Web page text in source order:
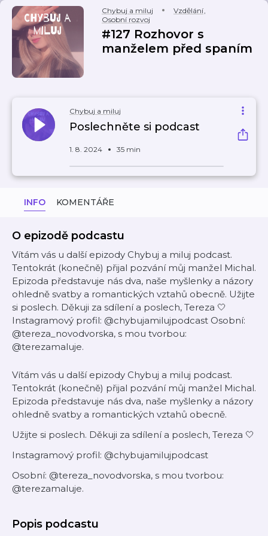
Chybuj a miluj Vzdělání,
Osobní rozvoj
#127 Rozhovor s
manželem před spaním
Chybuj a miluj
Poslechněte si podcast
1. 8. 2024 35 min
INFO KOMENTÁŘE
O epizodě podcastu
Vítám vás u další epizody Chybuj a miluj podcast.
Tentokrát (konečně) přijal pozvání můj manžel Michal.
Epizoda představuje nás dva, naše myšlenky a názory
ohledně svatby a romantických vztahů obecně. Užijte
si poslech. Děkuji za sdílení a poslech, Tereza 🤍
Instagramový profil: @chybujamilujpodcast Osobní:
@tereza_novodvorska, s mou tvorbou:
@terezamaluje.
Vítám vás u další epizody Chybuj a miluj podcast.
Tentokrát (konečně) přijal pozvání můj manžel Michal.
Epizoda představuje nás dva, naše myšlenky a názory
ohledně svatby a romantických vztahů obecně.
Užijte si poslech. Děkuji za sdílení a poslech, Tereza 🤍
Instagramový profil: @chybujamilujpodcast
Osobní: @tereza_novodvorska, s mou tvorbou:
@terezamaluje.
Popis podcastu